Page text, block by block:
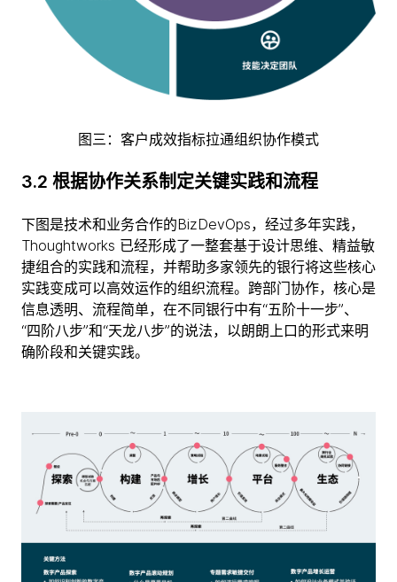
图三：客户成效指标拉通组织协作模式
3.2 根据协作关系制定关键实践和流程
下图是技术和业务合作的BizDevOps，经过多年实践，
Thoughtworks 已经形成了一整套基于设计思维、精益敏
捷组合的实践和流程，并帮助多家领先的银行将这些核心
实践变成可以高效运作的组织流程。跨部门协作，核心是
信息透明、流程简单，在不同银行中有“五阶十一步”、
“四阶八步”和“天龙八步”的说法，以朗朗上口的形式来明
确阶段和关键实践。